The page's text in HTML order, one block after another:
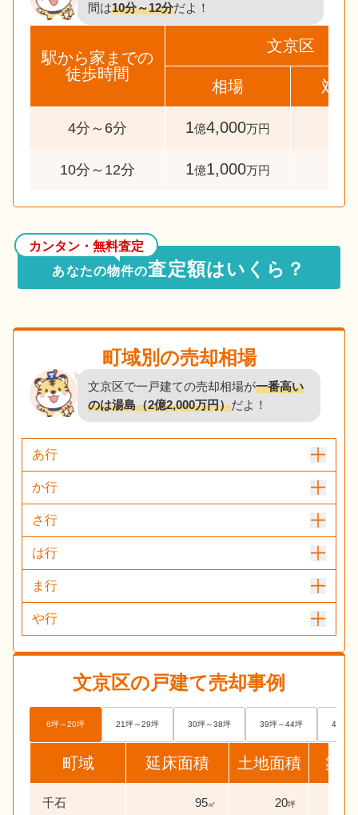
間は10分～12分だよ！
駅から家までの
徒歩時間
文京区
相場 対象
4分～6分 1億4,000万円
10分～12分 1億1,000万円
カンタン・無料査定
あなたの物件の査定額はいくら？
町域別の売却相場
文京区で一戸建ての売却相場が一番高い
のは湯島（2億2,000万円）だよ！
あ行
か行
さ行
は行
ま行
や行
文京区の戸建て売却事例
6坪～20坪 21坪～29坪 30坪～38坪 39坪～44坪 45坪
町域 延床面積 土地面積 築
千石 95㎡ 20坪